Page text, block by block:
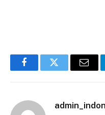
FacebookTwitter Email